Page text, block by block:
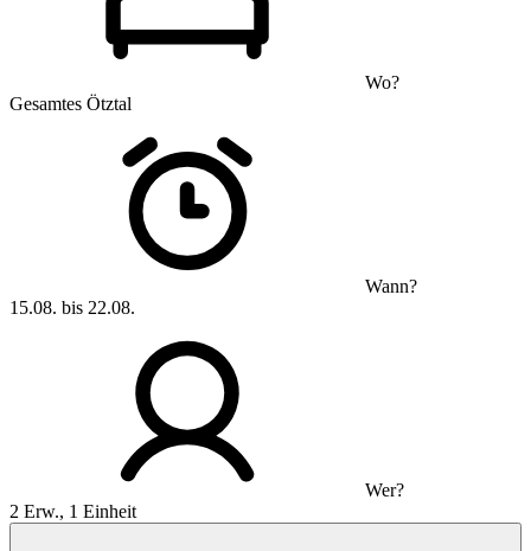
Wo?
Gesamtes Ötztal
Wann?
15.08. bis 22.08.
Wer?
2 Erw., 1 Einheit